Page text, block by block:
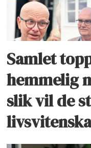
Samlet
hemmelig
slik vil de